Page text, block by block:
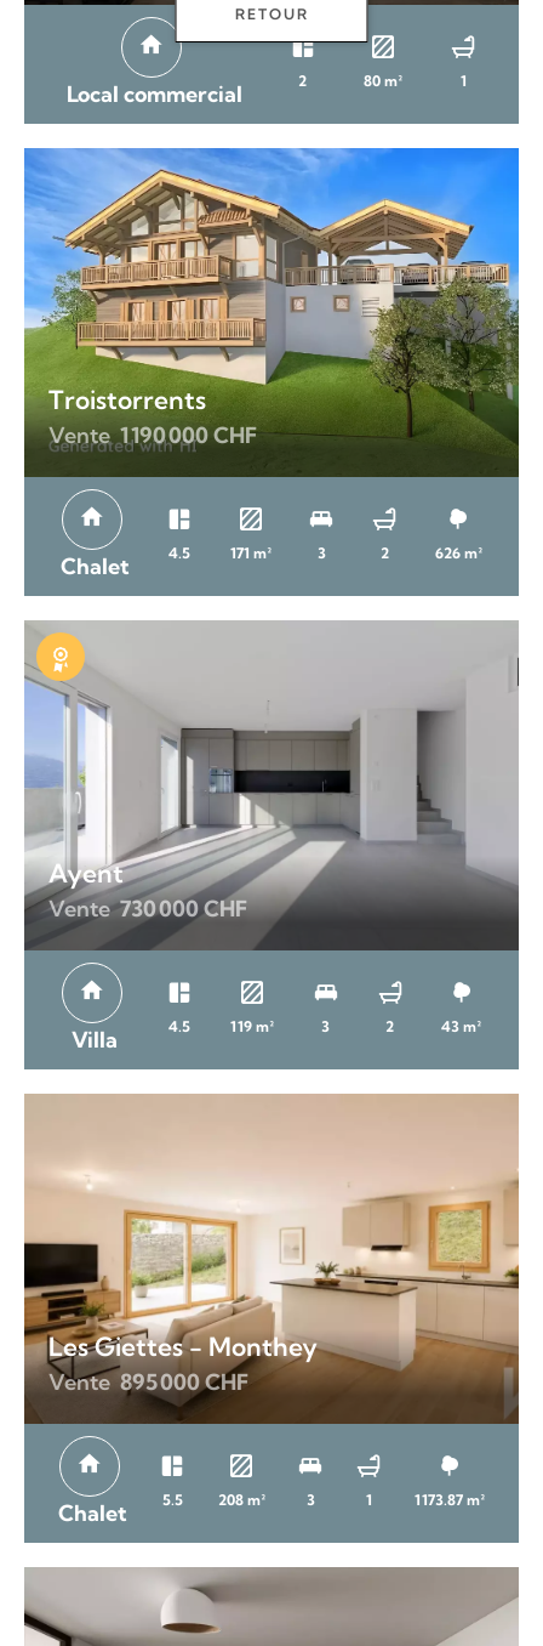
RETOUR
Local commercial 2 80 m² 1
Troistorrents
Vente 1 190 000 CHF
Chalet 4.5 171 m² 3 2 626 m²
Exclusivité
Ayent
Vente 730 000 CHF
Villa 4.5 119 m² 3 2 43 m²
Les Giettes - Monthey
Vente 895 000 CHF
Chalet 5.5 208 m² 3 1 1173.87 m²